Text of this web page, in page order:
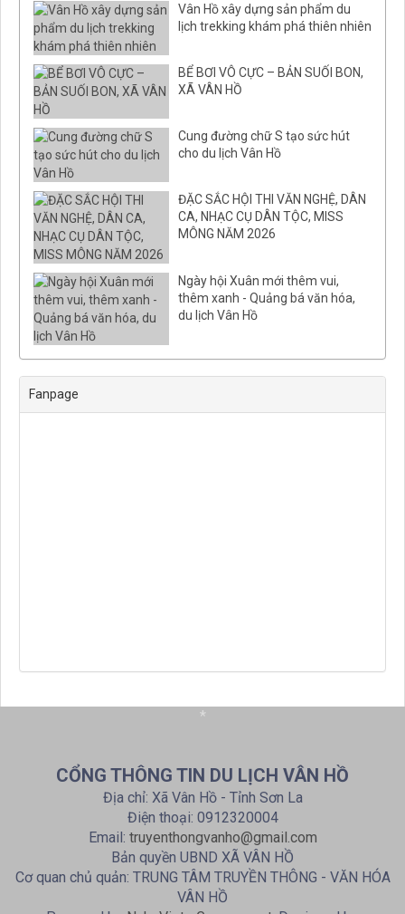
Vân Hồ xây dựng sản phẩm du
lịch trekking khám phá thiên nhiên
BỂ BƠI VÔ CỰC – BẢN SUỐI BON,
XÃ VÂN HỒ
Cung đường chữ S tạo sức hút
cho du lịch Vân Hồ
ĐẶC SẮC HỘI THI VĂN NGHỆ, DÂN
CA, NHẠC CỤ DÂN TỘC, MISS
MÔNG NĂM 2026
Ngày hội Xuân mới thêm vui,
thêm xanh - Quảng bá văn hóa,
du lịch Vân Hồ
Fanpage
*
CỔNG THÔNG TIN DU LỊCH VÂN HỒ
Địa chỉ: Xã Vân Hồ - Tỉnh Sơn La
Điện thoại: 0912320004
Email: truyenthongvanho@gmail.com
Bản quyền UBND XÃ VÂN HỒ
Cơ quan chủ quản: TRUNG TÂM TRUYỀN THÔNG - VĂN HÓA
VÂN HỒ